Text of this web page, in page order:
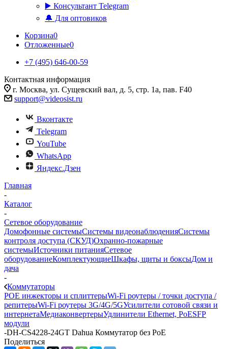
▶️ Консультант Telegram
🔔 Для оптовиков
Корзина0
Отложенные0
+7 (495) 646-00-59
Контактная информация
г. Москва, ул. Сущевский вал, д. 5, стр. 1а, пав. F40
support@videosist.ru
Вконтакте
Telegram
YouTube
WhatsApp
Яндекс.Дзен
Главная
-
Каталог
-
Сетевое оборудование
Домофонные системыСистемы видеонаблюденияСистемы
контроля доступа (СКУД)Охранно-пожарные
системыИсточники питанияСетевое
оборудованиеКомплектующиеШкафы, щиты и боксыДом и
дача
-
Коммутаторы
POE инжекторы и сплиттерыWi-Fi роутеры / точки доступа /
репитерыWi-Fi роутеры 3G/4G/5GУсилители сотовой связи и
интернетаМедиаконвертерыУдлинители Ethernet, PoESFP
модули
-DH-CS4228-24GT Dahua Коммутатор без PoE
Поделиться